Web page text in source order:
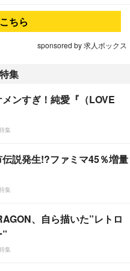
ちら
sponsored by 求人ボックス
集
ンすぎ！純愛『（LOVE
集
説発生!?ファミマ45％増量
集
、自ら描いた”レトロ
集